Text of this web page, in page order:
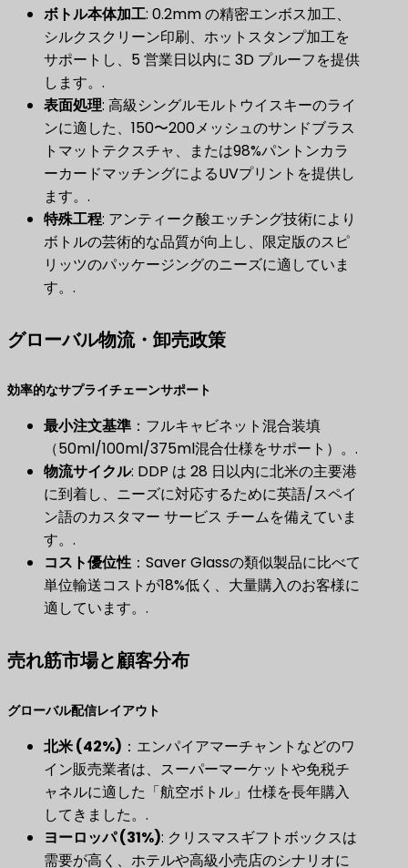
ボトル本体加工​: 0.2mm の精密エンボス加工、
シルクスクリーン印刷、ホットスタンプ加工を
サポートし、5 営業日以内に 3D プルーフを提供
します。.
表面処理​: 高級シングルモルトウイスキーのライ
ンに適した、150〜200メッシュのサンドブラス
トマットテクスチャ、または98%パントンカラ
ーカードマッチングによるUVプリントを提供し
ます。.
特殊工程​: アンティーク酸エッチング技術により
ボトルの芸術的な品質が向上し、限定版のスピ
リッツのパッケージングのニーズに適していま
す。.
グローバル物流・卸売政策
効率的なサプライチェーンサポート
最小注文基準 ​：フルキャビネット混合装填
（50ml/100ml/375ml混合仕様をサポート）。.
物流サイクル​: DDP は 28 日以内に北米の主要港
に到着し、ニーズに対応するために英語/スペイ
ン語のカスタマー サービス チームを備えていま
す。.
コスト優位性 ​：Saver Glassの類似製品に比べて
単位輸送コストが18%低く、大量購入のお客様に
適しています。.
売れ筋市場と顧客分布
グローバル配信レイアウト
北米 (42%)​ ​：エンパイアマーチャントなどのワ
イン販売業者は、スーパーマーケットや免税チ
ャネルに適した「航空ボトル」仕様を長年購入
してきました。.
ヨーロッパ (31%)​: クリスマスギフトボックスは
需要が高く、ホテルや高級小売店のシナリオに